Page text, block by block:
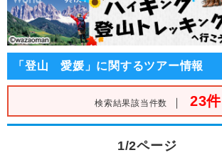
「登山 愛媛」に関するツアー情報
検索結果該当件数 ｜ 23件
1/2ページ